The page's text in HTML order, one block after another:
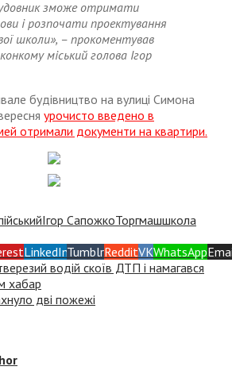
зможе отримати
і розпочати проектування
школи», – прокоментував
міський голова Ігор
будівництво на вулиці Симона
урочисто введено в
отримали документи на квартири.
Ігор СапожкоТоргмашшкола
LinkedInTumblrRedditVKWhatsApp
водій скоїв ДТП і намагався
хабар
дві пожежі